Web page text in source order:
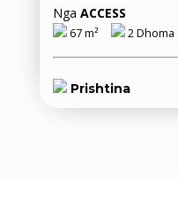
Nga ACCESS
67 m² 2 Dhoma
Prishtina